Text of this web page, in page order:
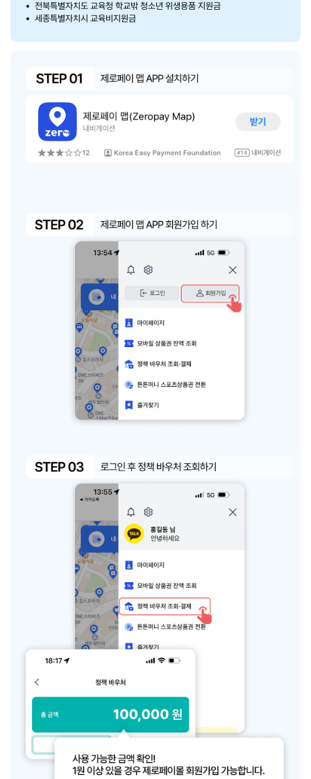
전북특별자치도 교육청 학교밖 청소년 위생용품 지원금
세종특별자치시 교육비지원금